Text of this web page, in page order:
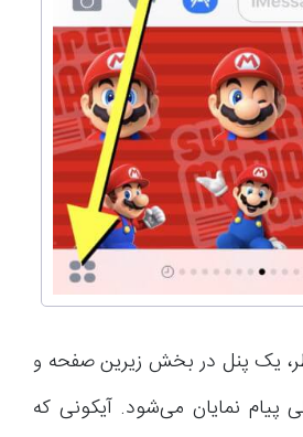
یک پنل در بخش زیرین صفحه و
نمایان می‌شود. آیکونی که